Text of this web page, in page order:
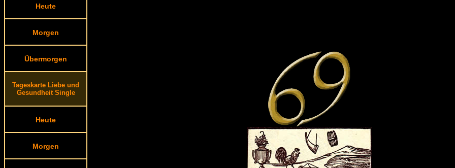
Heute
Morgen
Übermorgen
Tageskarte Liebe und
Gesundheit Single
Heute
Morgen